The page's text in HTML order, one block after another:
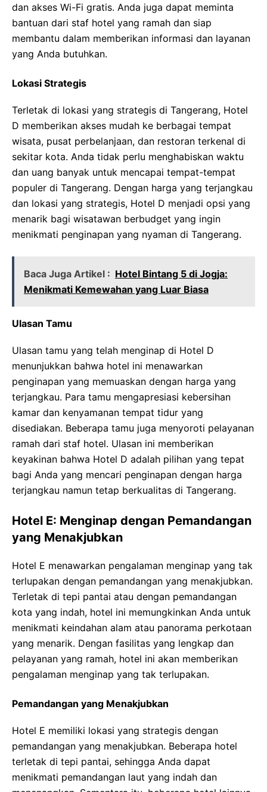
dan akses Wi-Fi gratis. Anda juga dapat meminta
bantuan dari staf hotel yang ramah dan siap
membantu dalam memberikan informasi dan layanan
yang Anda butuhkan.
Lokasi Strategis
Terletak di lokasi yang strategis di Tangerang, Hotel
D memberikan akses mudah ke berbagai tempat
wisata, pusat perbelanjaan, dan restoran terkenal di
sekitar kota. Anda tidak perlu menghabiskan waktu
dan uang banyak untuk mencapai tempat-tempat
populer di Tangerang. Dengan harga yang terjangkau
dan lokasi yang strategis, Hotel D menjadi opsi yang
menarik bagi wisatawan berbudget yang ingin
menikmati penginapan yang nyaman di Tangerang.
Baca Juga Artikel : Hotel Bintang 5 di Jogja:
Menikmati Kemewahan yang Luar Biasa
Ulasan Tamu
Ulasan tamu yang telah menginap di Hotel D
menunjukkan bahwa hotel ini menawarkan
penginapan yang memuaskan dengan harga yang
terjangkau. Para tamu mengapresiasi kebersihan
kamar dan kenyamanan tempat tidur yang
disediakan. Beberapa tamu juga menyoroti pelayanan
ramah dari staf hotel. Ulasan ini memberikan
keyakinan bahwa Hotel D adalah pilihan yang tepat
bagi Anda yang mencari penginapan dengan harga
terjangkau namun tetap berkualitas di Tangerang.
Hotel E: Menginap dengan Pemandangan
yang Menakjubkan
Hotel E menawarkan pengalaman menginap yang tak
terlupakan dengan pemandangan yang menakjubkan.
Terletak di tepi pantai atau dengan pemandangan
kota yang indah, hotel ini memungkinkan Anda untuk
menikmati keindahan alam atau panorama perkotaan
yang menarik. Dengan fasilitas yang lengkap dan
pelayanan yang ramah, hotel ini akan memberikan
pengalaman menginap yang tak terlupakan.
Pemandangan yang Menakjubkan
Hotel E memiliki lokasi yang strategis dengan
pemandangan yang menakjubkan. Beberapa hotel
terletak di tepi pantai, sehingga Anda dapat
menikmati pemandangan laut yang indah dan